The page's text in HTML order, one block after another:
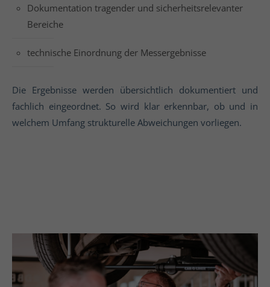
Dokumentation tragender und sicherheitsrelevanter
Bereiche
technische Einordnung der Messergebnisse
Die Ergebnisse werden übersichtlich dokumentiert und
fachlich eingeordnet. So wird klar erkennbar, ob und in
welchem Umfang strukturelle Abweichungen vorliegen.